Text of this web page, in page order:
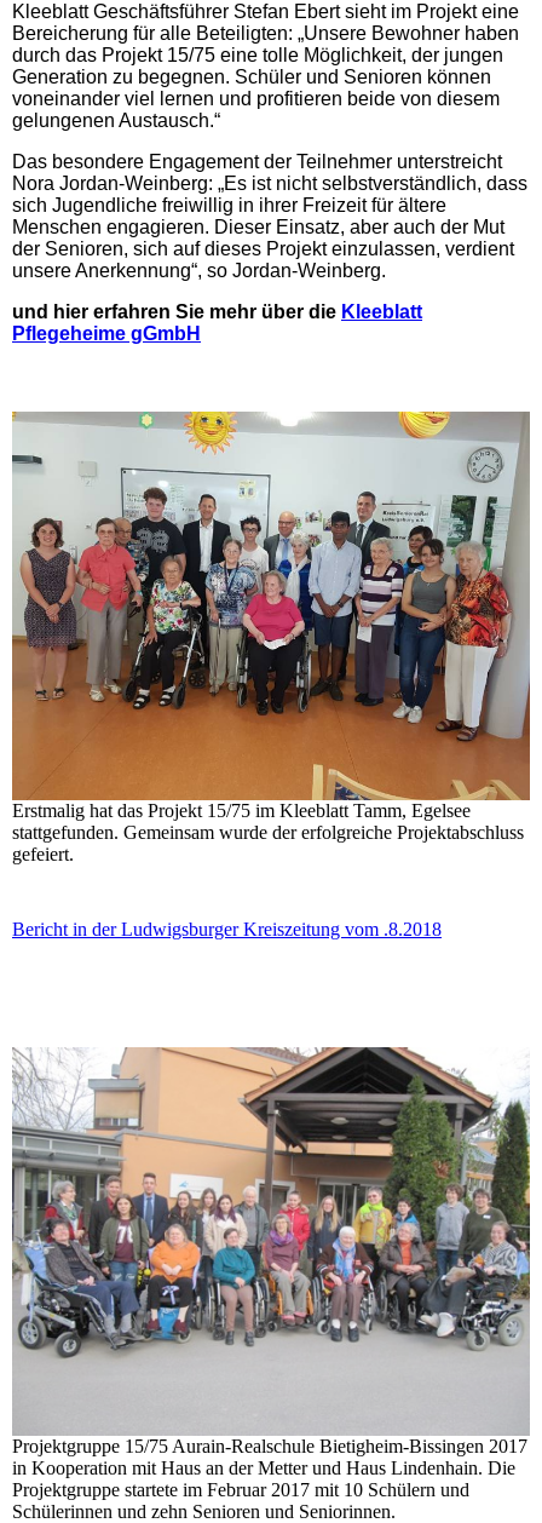
Kleeblatt Geschäftsführer Stefan Ebert sieht im Projekt eine
Bereicherung für alle Beteiligten: „Unsere Bewohner haben
durch das Projekt 15/75 eine tolle Möglichkeit, der jungen
Generation zu begegnen. Schüler und Senioren können
voneinander viel lernen und profitieren beide von diesem
gelungenen Austausch.“
Das besondere Engagement der Teilnehmer unterstreicht
Nora Jordan-Weinberg: „Es ist nicht selbstverständlich, dass
sich Jugendliche freiwillig in ihrer Freizeit für ältere
Menschen engagieren. Dieser Einsatz, aber auch der Mut
der Senioren, sich auf dieses Projekt einzulassen, verdient
unsere Anerkennung“, so Jordan-Weinberg.
und hier erfahren Sie mehr über die Kleeblatt
Pflegeheime gGmbH
Erstmalig hat das Projekt 15/75 im Kleeblatt Tamm, Egelsee
stattgefunden. Gemeinsam wurde der erfolgreiche Projektabschluss
gefeiert.
Bericht in der Ludwigsburger Kreiszeitung vom .8.2018
Projektgruppe 15/75 Aurain-Realschule Bietigheim-Bissingen 2017
in Kooperation mit Haus an der Metter und Haus Lindenhain. Die
Projektgruppe startete im Februar 2017 mit 10 Schülern und
Schülerinnen und zehn Senioren und Seniorinnen.